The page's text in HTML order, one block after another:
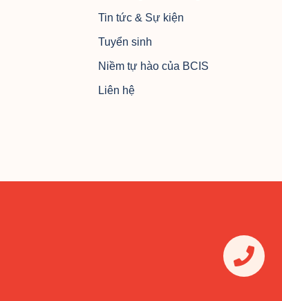
Tin tức & Sự kiện
Tuyển sinh
Niềm tự hào của BCIS
Liên hệ